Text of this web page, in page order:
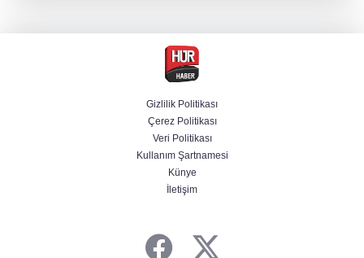
MGK Cumhurbaşkanlığı Külliyesi'nde kritik
gündemle toplandı
İletişim Başkanlığından "Milli Dayanışma"
Bir böcek ilacı faciası daha! Çanakkale'den
Gizlilik Politikası
Çerez Politikası
Veri Politikası
Kullanım Şartnamesi
Künye
İletişim